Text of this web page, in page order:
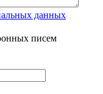
данных
писем